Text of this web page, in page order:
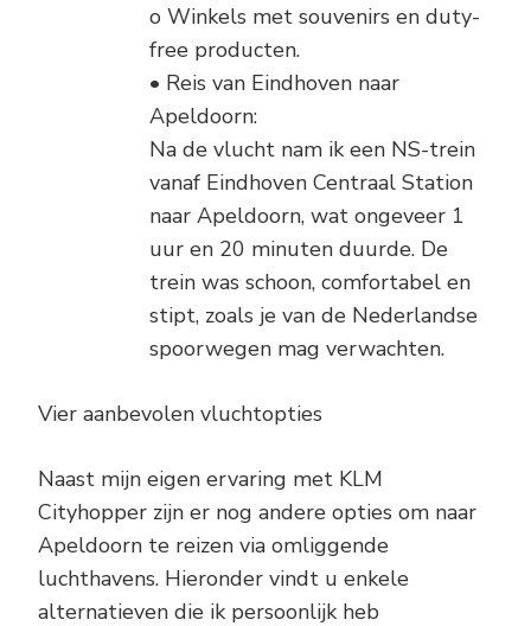
o Winkels met souvenirs en duty-
free producten.
• Reis van Eindhoven naar
Apeldoorn:
Na de vlucht nam ik een NS-trein
vanaf Eindhoven Centraal Station
naar Apeldoorn, wat ongeveer 1
uur en 20 minuten duurde. De
trein was schoon, comfortabel en
stipt, zoals je van de Nederlandse
spoorwegen mag verwachten.
Vier aanbevolen vluchtopties
Naast mijn eigen ervaring met KLM
Cityhopper zijn er nog andere opties om naar
Apeldoorn te reizen via omliggende
luchthavens. Hieronder vindt u enkele
alternatieven die ik persoonlijk heb